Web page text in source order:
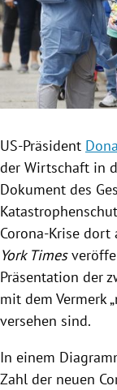
Untermenü
Untermenü
Untermenü
Untermenü
US-Präsident
der Wirtschaft in
Dokument des
Corona-Krise
York Times
Präsentation der
mit dem Vermerk
versehen sind.
In einem
Zahl der neuen